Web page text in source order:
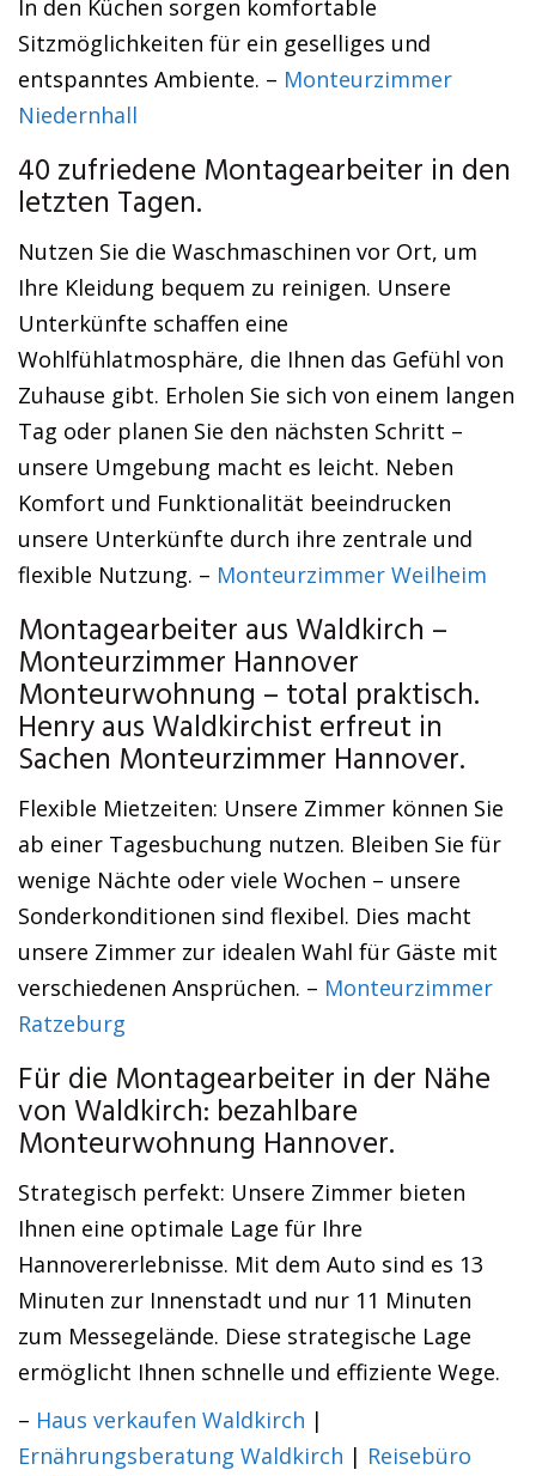
In den Küchen sorgen komfortable
Sitzmöglichkeiten für ein geselliges und
entspanntes Ambiente. – Monteurzimmer
Niedernhall
40 zufriedene Montagearbeiter in den
letzten Tagen.
Nutzen Sie die Waschmaschinen vor Ort, um
Ihre Kleidung bequem zu reinigen. Unsere
Unterkünfte schaffen eine
Wohlfühlatmosphäre, die Ihnen das Gefühl von
Zuhause gibt. Erholen Sie sich von einem langen
Tag oder planen Sie den nächsten Schritt –
unsere Umgebung macht es leicht. Neben
Komfort und Funktionalität beeindrucken
unsere Unterkünfte durch ihre zentrale und
flexible Nutzung. – Monteurzimmer Weilheim
Montagearbeiter aus Waldkirch –
Monteurzimmer Hannover
Monteurwohnung – total praktisch.
Henry aus Waldkirchist erfreut in
Sachen Monteurzimmer Hannover.
Flexible Mietzeiten: Unsere Zimmer können Sie
ab einer Tagesbuchung nutzen. Bleiben Sie für
wenige Nächte oder viele Wochen – unsere
Sonderkonditionen sind flexibel. Dies macht
unsere Zimmer zur idealen Wahl für Gäste mit
verschiedenen Ansprüchen. – Monteurzimmer
Ratzeburg
Für die Montagearbeiter in der Nähe
von Waldkirch: bezahlbare
Monteurwohnung Hannover.
Strategisch perfekt: Unsere Zimmer bieten
Ihnen eine optimale Lage für Ihre
Hannovererlebnisse. Mit dem Auto sind es 13
Minuten zur Innenstadt und nur 11 Minuten
zum Messegelände. Diese strategische Lage
ermöglicht Ihnen schnelle und effiziente Wege.
– Haus verkaufen Waldkirch |
Ernährungsberatung Waldkirch | Reisebüro